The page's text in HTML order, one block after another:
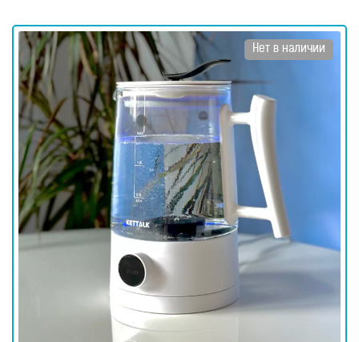
Приборы
световой
терапии
Дезинфекторы
Аксессуары
ИССЛЕДОВАНИЯ
БЛОГ
FAQ
ОТЗЫВЫ
Нет в наличии